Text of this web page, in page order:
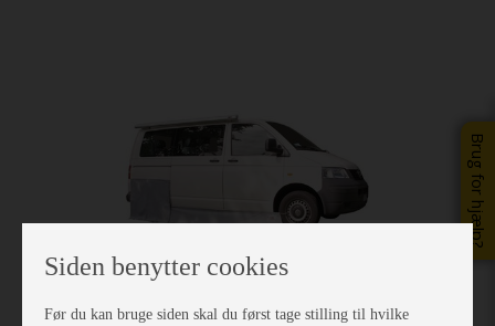
Brug for hjælp?
Siden benytter cookies
Før du kan bruge siden skal du først tage stilling til hvilke